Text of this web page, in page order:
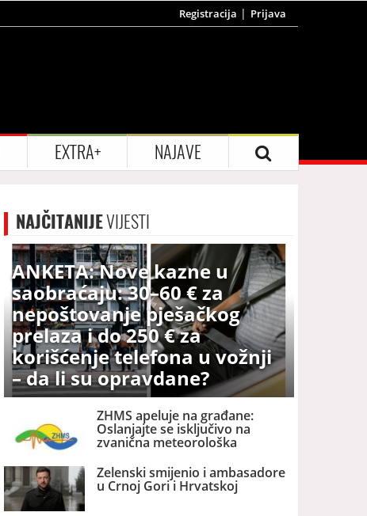
Registracija Prijava
EXTRA+ NAJAVE
NAJČITANIJEVIJESTI
ANKETA: Nove kazne u
saobraćaju: 30–60 € za
nepoštovanje pješačkog
prelaza i do 250 € za
korišćenje telefona u vožnji
– da li su opravdane?
ZHMS apeluje na građane:
Oslanjajte se isključivo na
zvanična meteorološka
Zelenski smijenio i ambasadore
u Crnoj Gori i Hrvatskoj